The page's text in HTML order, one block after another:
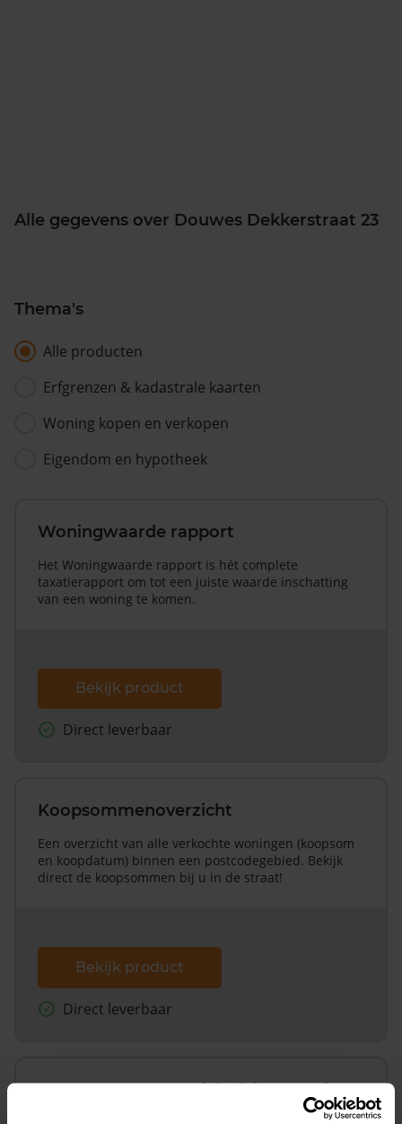
Alle gegevens over Douwes Dekkerstraat 23
Thema's
Alle producten
Erfgrenzen & kadastrale kaarten
Woning kopen en verkopen
Eigendom en hypotheek
Woningwaarde rapport
Het Woningwaarde rapport is hét complete
taxatierapport om tot een juiste waarde inschatting
van een woning te komen.
Bekijk product
Direct leverbaar
Koopsommenoverzicht
Een overzicht van alle verkochte woningen (koopsom
en koopdatum) binnen een postcodegebied. Bekijk
direct de koopsommen bij u in de straat!
Bekijk product
Direct leverbaar
Koopsommenoverzicht (1 jaar gratis